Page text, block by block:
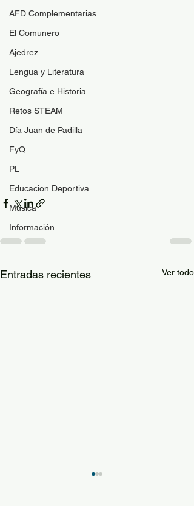
AFD Complementarias
El Comunero
Ajedrez
Lengua y Literatura
Geografía e Historia
Retos STEAM
Día Juan de Padilla
FyQ
PL
Educacion Deportiva
Música
Información
Entradas recientes Ver todo